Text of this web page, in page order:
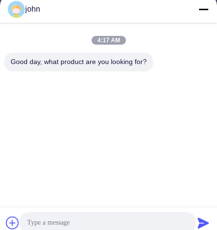
0086-153-7406-6785
Guangdong Green&Health Intelligence Cold Chain Technology Co.,LTD
john
4:17 AM
Good day, what product are you looking for?